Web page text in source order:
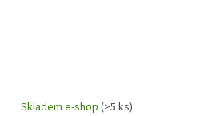
Skladem e-shop (>5 ks)